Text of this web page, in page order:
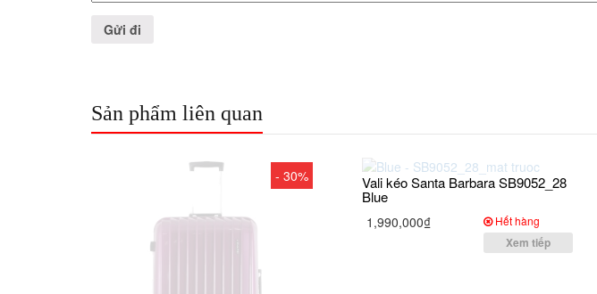
Sản phẩm liên quan
- 30% Vali kéo Santa Barbara SB9052_28
Blue
1,990,000₫ Hết hàng
Xem tiếp